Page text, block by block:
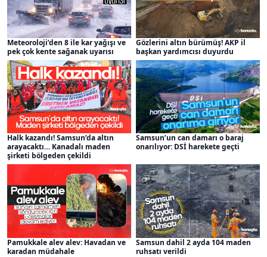
Meteoroloji’den 8 ile kar yağışı ve
pek çok kente sağanak uyarısı
Gözlerini altın bürümüş! AKP il
başkan yardımcısı duyurdu
Halk kazandı! Samsun’da altın
arayacaktı… Kanadalı maden
şirketi bölgeden çekildi
Samsun’un can damarı o baraj
onarılıyor: DSİ harekete geçti
Pamukkale alev alev: Havadan ve
karadan müdahale
Samsun dahil 2 ayda 104 maden
ruhsatı verildi